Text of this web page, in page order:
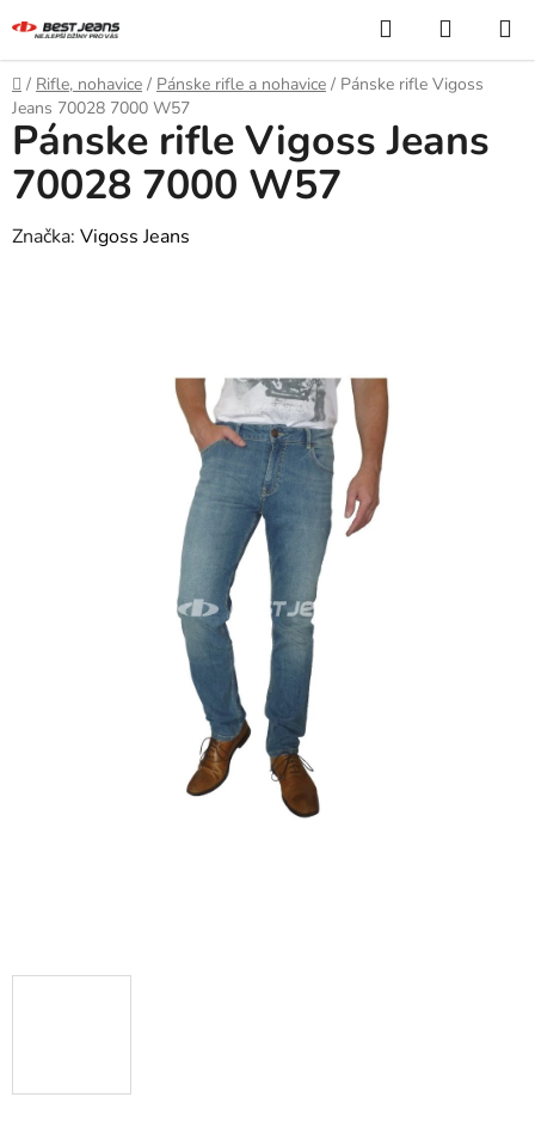
na
obsah
Hľadať
KOŠÍK
Domov
/ Rifle, nohavice / Pánske rifle a nohavice / Pánske rifle Vigoss
Jeans 70028 7000 W57
Pánske rifle Vigoss Jeans
70028 7000 W57
Značka: Vigoss Jeans